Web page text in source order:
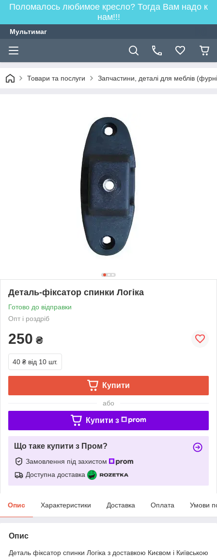
Поломалось любимое кресло? Тогда Вам надо к
нам!!!
Мультимаг
Товари та послуги Запчастини, деталі для меблів
Деталь-фіксатор спинки Логіка
Готово до відправки
Опт і роздріб
250 ₴
40 ₴ від 10 шт.
Купити
або
Купити з
Що таке купити з Пром?
Замовлення під захистом
Доступна доставка
Опис Характеристики Доставка Оплата Умови
Опис
Деталь фіксатор спинки Логіка з доставкою Києвом і Київською